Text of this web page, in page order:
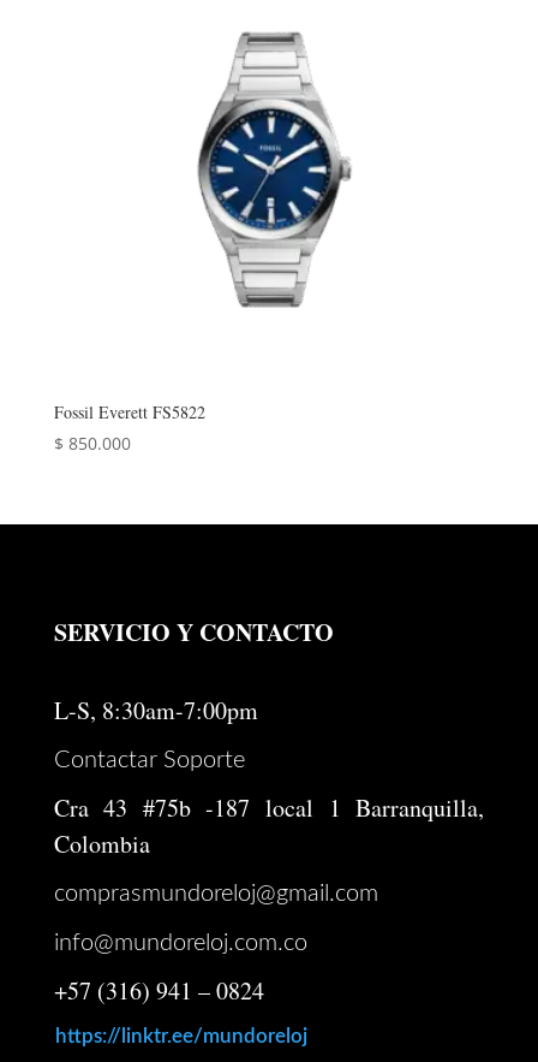
Fossil Everett FS5822
$ 850.000
SERVICIO Y CONTACTO
L-S, 8:30am-7:00pm
Contactar Soporte
Cra 43 #75b -187 local 1 Barranquilla,
Colombia
comprasmundoreloj@gmail.com
info@mundoreloj.com.co
+57 (316) 941 – 0824
https://linktr.ee/mundoreloj